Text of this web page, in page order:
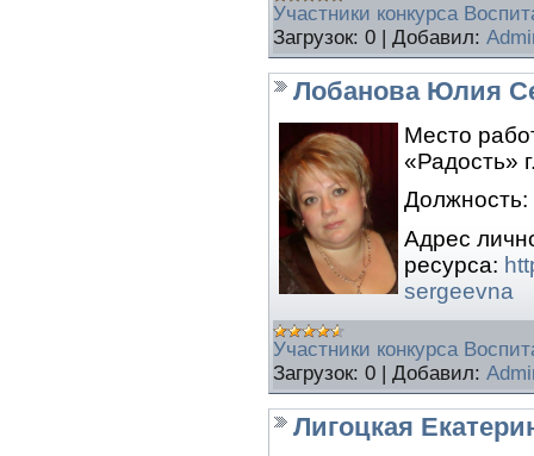
Участники конкурса
Загрузок: 0 | Добавил:
Лобанова Юлия
Место
«Радость»
Должность:
Адрес
ресурса:
sergeevna
Участники конкурса
Загрузок: 0 | Добавил:
Лигоцкая